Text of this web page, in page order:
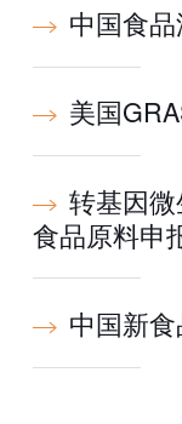
中国食
美国
转基因
食品原料申
中国新